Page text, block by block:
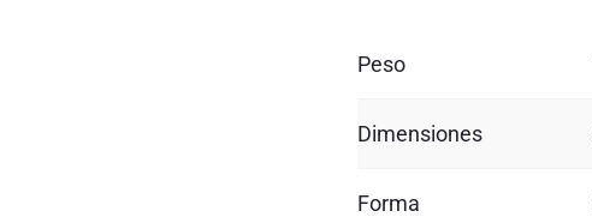
Peso
Dimensiones
Forma